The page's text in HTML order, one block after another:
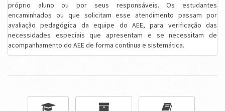
próprio aluno ou por seus responsáveis. Os estudantes
encaminhados ou que solicitam esse atendimento passam por
avaliação pedagógica da equipe do AEE, para verificação das
necessidades especiais que apresentam e se necessitam de
acompanhamento do AEE de forma contínua e sistemática.